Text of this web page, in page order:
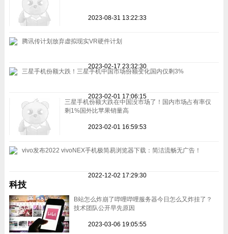
2023-08-31 13:22:33
腾讯传计划放弃虚拟现实VR硬件计划
2023-02-17 23:32:30
三星手机份额大跌！三星手机中国市场份额变化国内仅剩3%
2023-02-01 17:06:15
三星手机份额大跌在中国没市场了！国内市场占有率仅
剩1%国外比苹果销量高
2023-02-01 16:59:53
vivo发布2022 vivoNEX手机极简易浏览器下载：简洁流畅无广告！
2022-12-02 17:29:30
科技
B站怎么炸崩了哔哩哔哩服务器今日怎么又炸挂了？
技术团队公开早先原因
2023-03-06 19:05:55